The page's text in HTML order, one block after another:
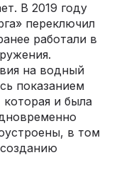
В 2019 году
переключил
работали в
на водный
показанием
и была
в том